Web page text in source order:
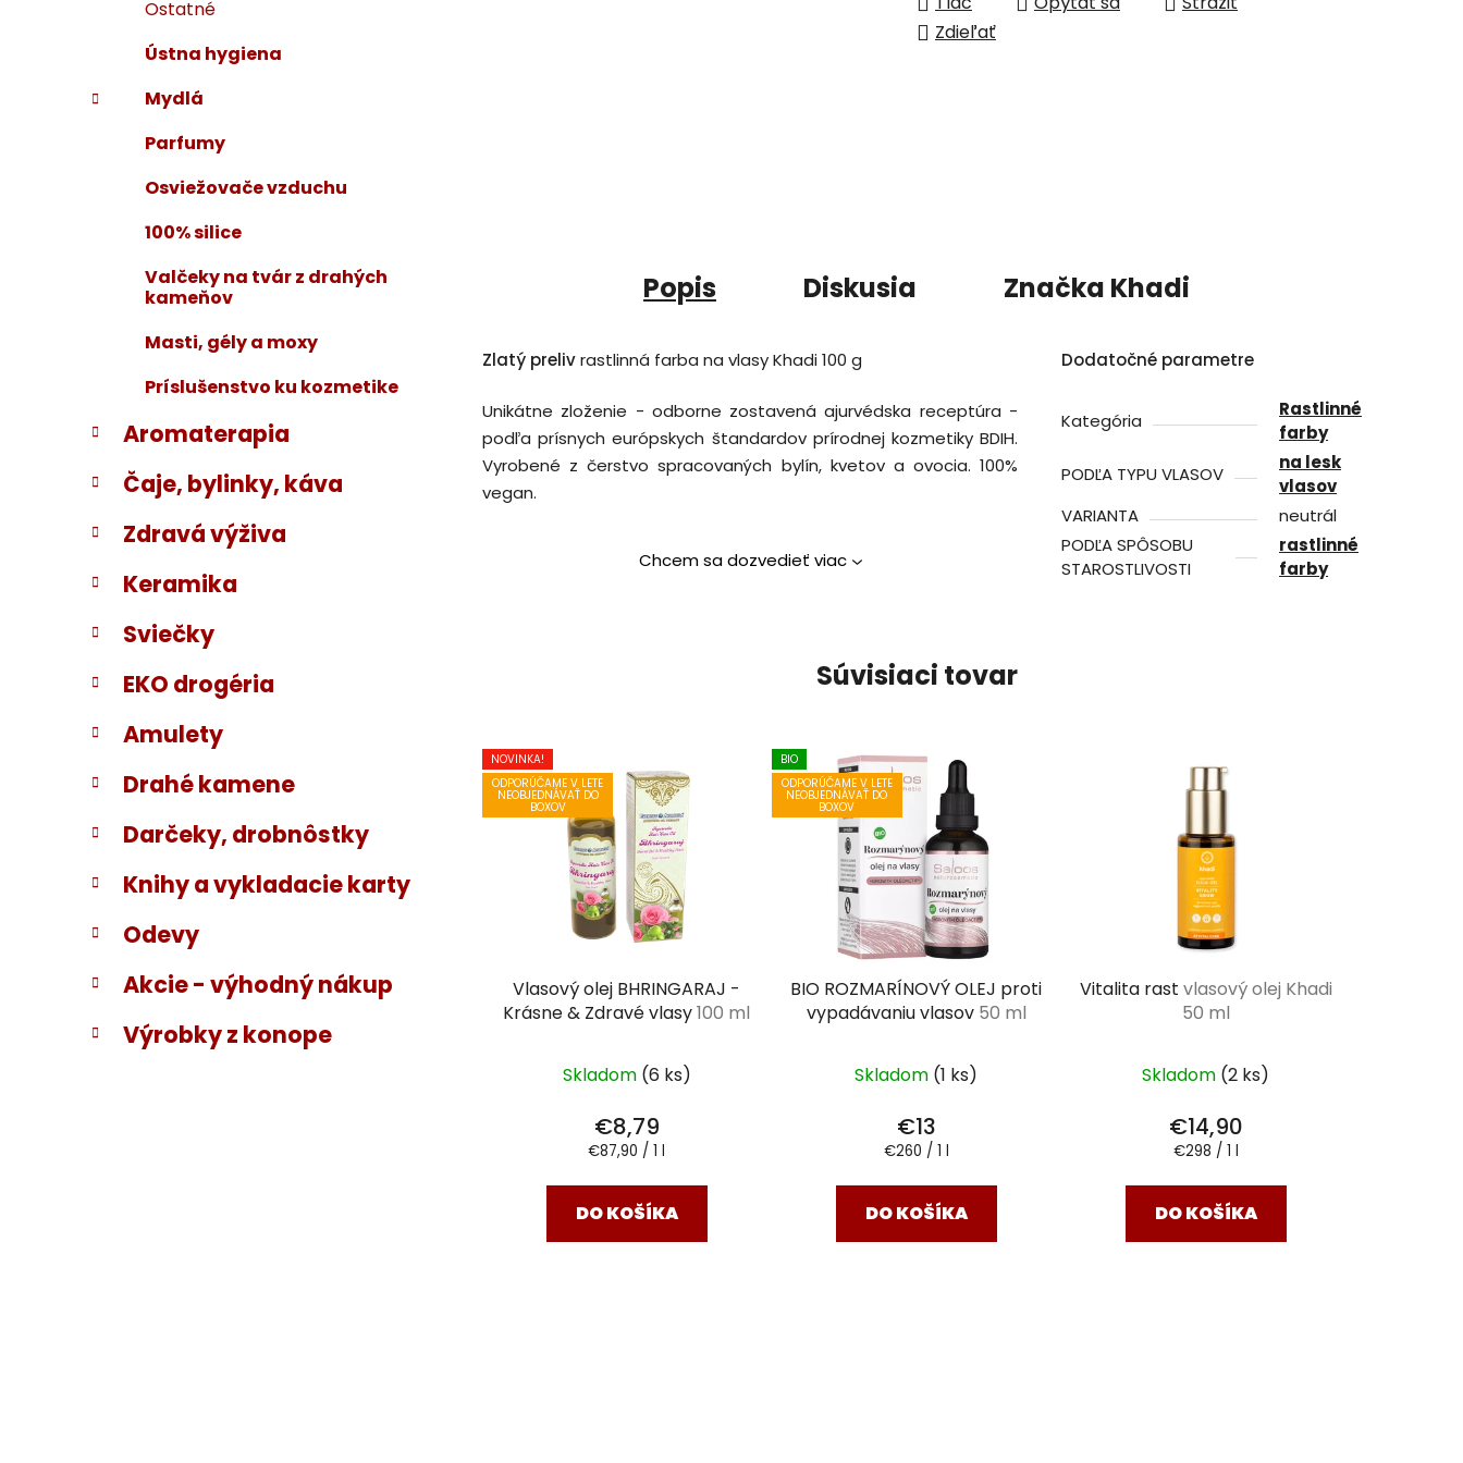
Ostatné
Ústna hygiena
Mydlá
Parfumy
Osviežovače vzduchu
100% silice
Valčeky na tvár z drahých
kameňov
Masti, gély a moxy
Príslušenstvo ku kozmetike
Aromaterapia
Čaje, bylinky, káva
Zdravá výživa
Keramika
Sviečky
EKO drogéria
Amulety
Drahé kamene
Darčeky, drobnôstky
Knihy a vykladacie karty
Odevy
Akcie - výhodný nákup
Výrobky z konope
Zdieľať
Popis Diskusia Značka Khadi
Zlatý prelivrastlinná farba na vlasy Khadi 100 g
Unikátne zloženie - odborne zostavená ajurvédska receptúra -
podľa prísnych európskych štandardov prírodnej kozmetiky BDIH.
Vyrobené z čerstvo spracovaných bylín, kvetov a ovocia. 100%
vegan.
Chcem sa dozvedieť viac
Dodatočné parametre
Kategória
Rastlinné
farby
PODĽA TYPU VLASOV
na lesk
vlasov
VARIANTA
neutrál
PODĽA SPÔSOBU
STAROSTLIVOSTI
rastlinné
farby
Súvisiaci tovar
NOVINKA!
ODPORÚČAME V LETE
NEOBJEDNÁVAŤ DO
BOXOV
Vlasový olej BHRINGARAJ -
Krásne & Zdravé vlasy100 ml
Skladom (6 ks)
€8,79
Jednotková
€87,90 / 1 l
DO KOŠÍKA
BIO
ODPORÚČAME V LETE
NEOBJEDNÁVAŤ DO
BOXOV
BIO ROZMARÍNOVÝ OLEJ proti
vypadávaniu vlasov 50 ml
Skladom (1 ks)
€13
Jednotková
€260 / 1 l
DO KOŠÍKA
Vitalita rast vlasový olej Khadi
50 ml
Skladom (2 ks)
€14,90
Jednotková
€298 / 1 l
DO KOŠÍKA